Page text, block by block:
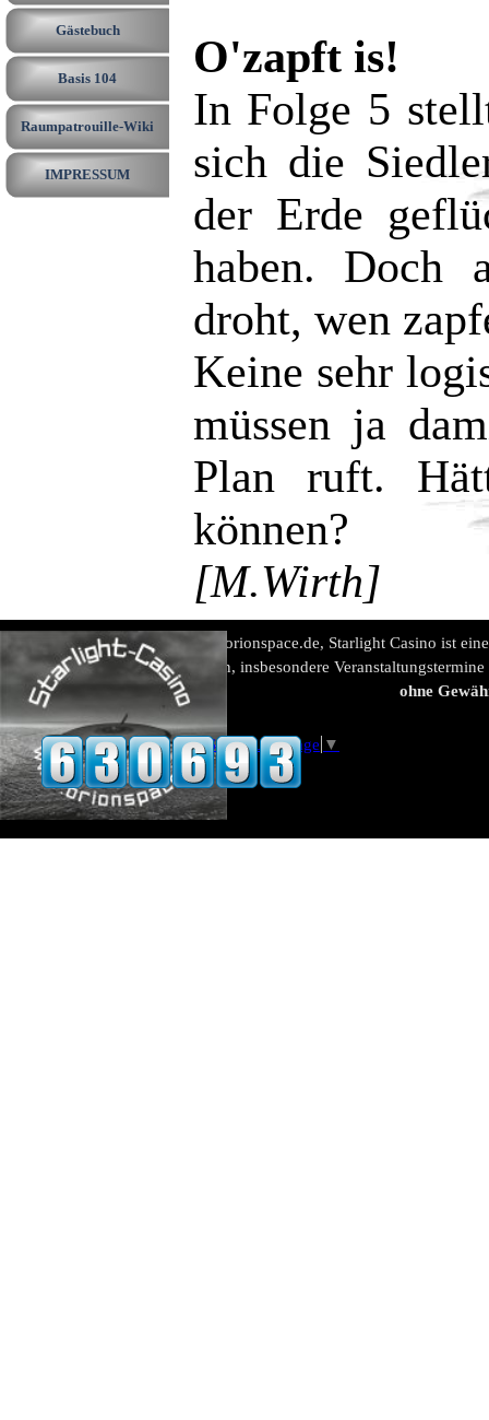
Gästebuch
Basis 104
Raumpatrouille-Wiki
IMPRESSUM
O'zapft is!
In Folge 5
sich die
der Erde
haben. Doch
droht, wen
Keine sehr
müssen ja
Plan ruft.
können?
[M.Wirth]
www.orionspace.de, Starlight Casino ist
Alle Angaben, insbesondere
ohne
Select Language ▼